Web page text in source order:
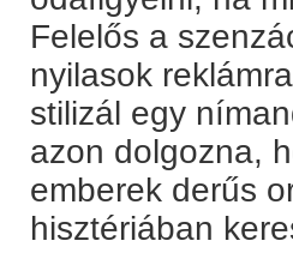
Felelős a
nyilasok
stilizál egy
azon dolgozna,
emberek derűs
hisztériában